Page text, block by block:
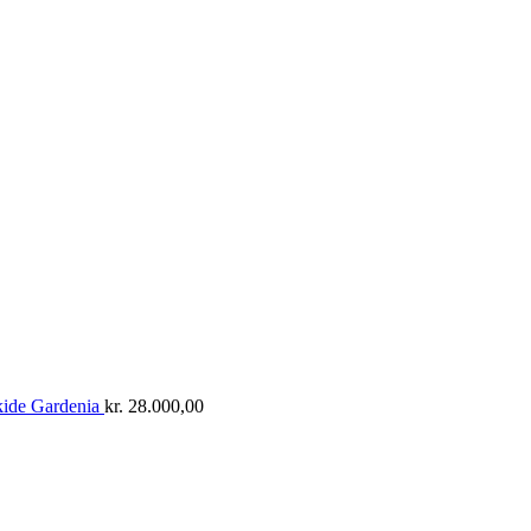
Gardenia kr. 28.000,00